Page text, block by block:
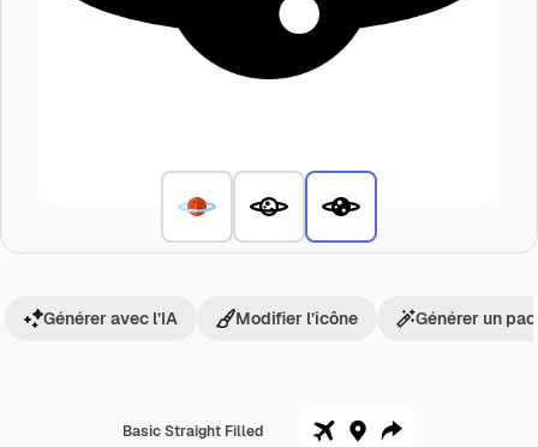
Basic Straight Filled
Générer avec l’IA Modifier l’icône Générer un